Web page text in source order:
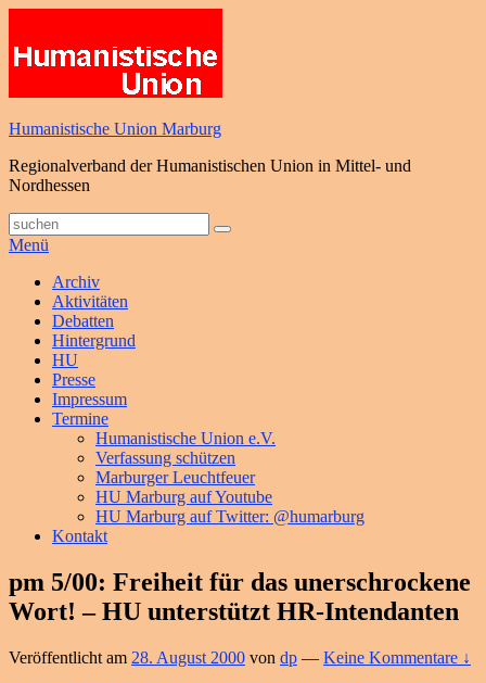
springen
Humanistische Union Marburg
Regionalverband der Humanistischen Union in Mittel- und
Nordhessen
Suche
nach:
Suchen
Menü
Primäres
Menü
Archiv
Aktivitäten
Debatten
Hintergrund
HU
Presse
Impressum
Termine
Humanistische Union e.V.
Verfassung schützen
Marburger Leuchtfeuer
HU Marburg auf Youtube
HU Marburg auf Twitter: @humarburg
Kontakt
pm 5/00: Freiheit für das unerschrockene
Wort! – HU unterstützt HR-Intendanten
Veröffentlicht am 28. August 2000 von dp — Keine Kommentare ↓